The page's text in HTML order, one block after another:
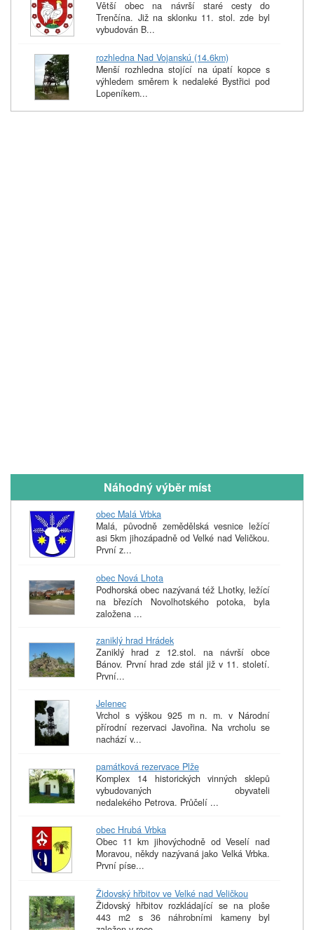
Větší obec na návrší staré cesty do
Trenčína. Již na sklonku 11. stol. zde byl
vybudován B...
rozhledna Nad Vojanskú (14.6km)
Menší rozhledna stojící na úpatí kopce s
výhledem směrem k nedaleké Bystřici pod
Lopeníkem...
Náhodný výběr míst
obec Malá Vrbka
Malá, původně zemědělská vesnice ležící
asi 5km jihozápadně od Velké nad Veličkou.
První z...
obec Nová Lhota
Podhorská obec nazývaná též Lhotky, ležící
na březích Novolhotského potoka, byla
založena ...
zaniklý hrad Hrádek
Zaniklý hrad z 12.stol. na návrší obce
Bánov. První hrad zde stál již v 11. století.
První...
Jelenec
Vrchol s výškou 925 m n. m. v Národní
přírodní rezervaci Javořina. Na vrcholu se
nachází v...
památková rezervace Plže
Komplex 14 historických vinných sklepů
vybudovaných obyvateli
nedalekého Petrova. Průčelí ...
obec Hrubá Vrbka
Obec 11 km jihovýchodně od Veselí nad
Moravou, někdy nazývaná jako Velká Vrbka.
První píse...
Židovský hřbitov ve Velké nad Veličkou
Židovský hřbitov rozkládající se na ploše
443 m2 s 36 náhrobními kameny byl